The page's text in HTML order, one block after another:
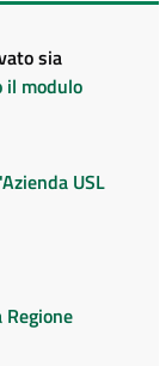
sia
il modulo
USL